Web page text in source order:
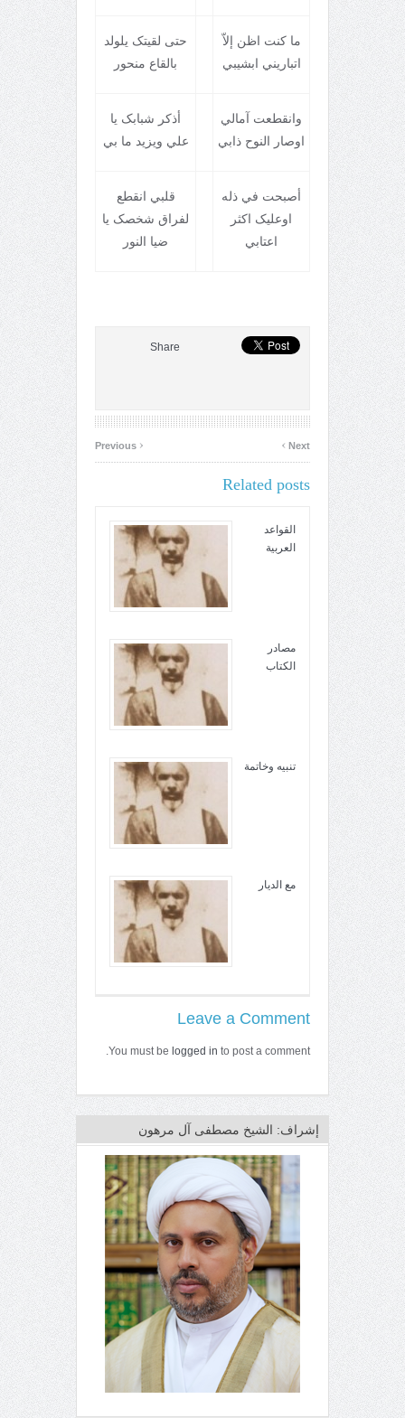
ما کنت اظن إلاّ
اتباريني ابشيبي
حتی لقيتک يلولد
بالقاع منحور
وانقطعت آمالي
اوصار النوح ذابي
أذکر شبابک يا
علي ويزيد ما بي
أصبحت في ذله
اوعليک اکثر
اعتابي
قلبي انقطع
لفراق شخصک يا
ضيا النور
Share
‹ Next
›
Related posts
القواعد
العربية
مصادر
الکتاب
تنبيه وخاتمة
مع الديار
Leave a Comment
You must be logged in to post a comment.
إشراف: الشيخ مصطفى آل مرهون